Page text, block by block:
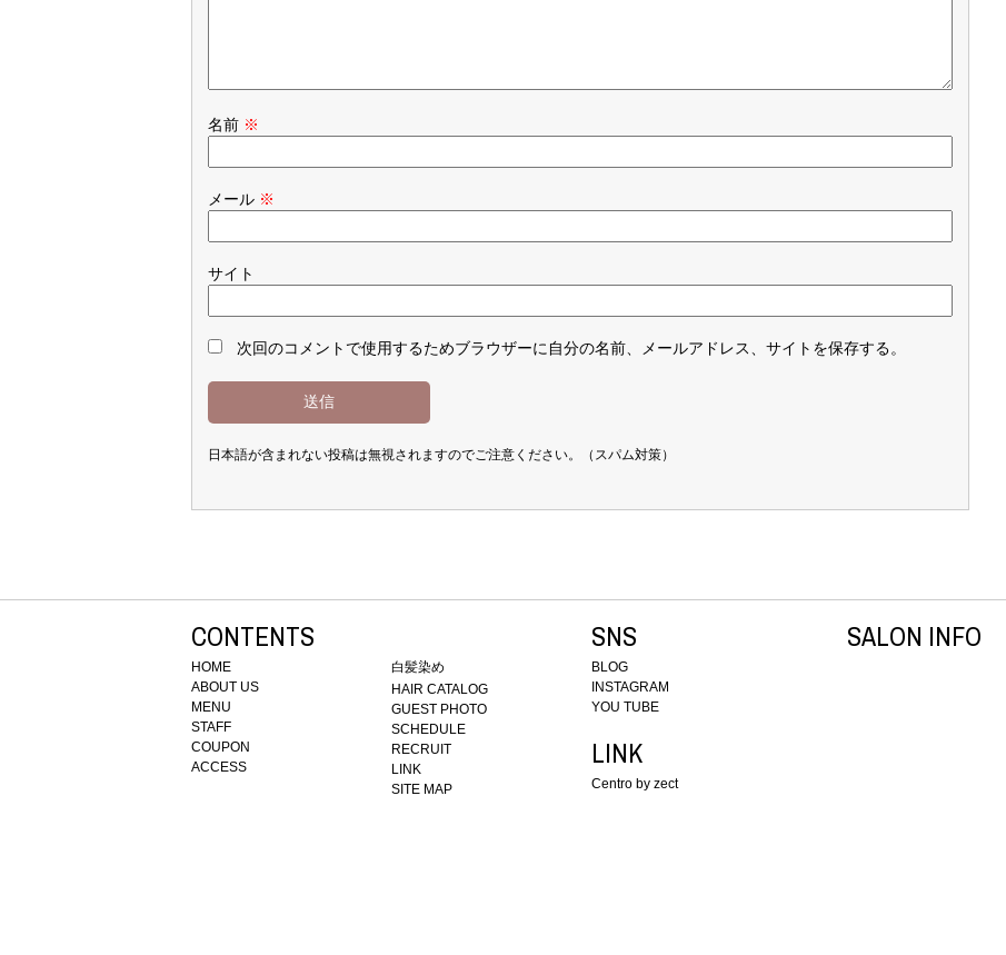
名前 ※
メール ※
サイト
次回のコメントで使用するためブラウザーに自分の名前、メールアドレス、サイトを保存する。
日本語が含まれない投稿は無視されますのでご注意ください。（スパム対策）
CONTENTS
HOME
ABOUT US
MENU
STAFF
COUPON
ACCESS
白髪染め
HAIR CATALOG
GUEST PHOTO
SCHEDULE
RECRUIT
LINK
SITE MAP
SNS
BLOG
INSTAGRAM
YOU TUBE
LINK
Centro by zect
SALON INFO